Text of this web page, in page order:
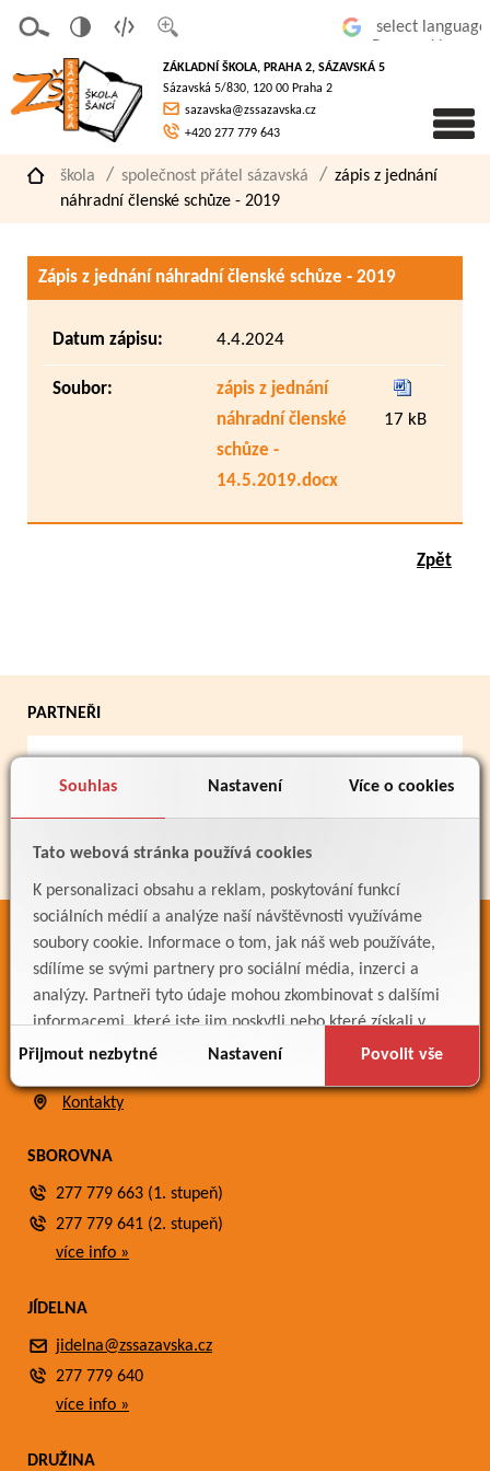
Souhlas Nastavení Více o cookies
Tato webová stránka používá cookies
K personalizaci obsahu a reklam, poskytování funkcí
sociálních médií a analýze naší návštěvnosti využíváme
soubory cookie. Informace o tom, jak náš web používáte,
sdílíme se svými partnery pro sociální média, inzerci a
analýzy. Partneři tyto údaje mohou zkombinovat s dalšími
informacemi, které jste jim poskytli nebo které získali v
důsledku toho, že používáte jejich služby.
Přijmout nezbytné Nastavení Povolit vše
písmo
á
verze
pro
slaboz
raké
ZÁKLADNÍ ŠKOLA, PRAHA 2, SÁZAVSKÁ 5
Sázavská 5/830, 120 00 Praha 2
sazavska@zssazavska.cz
+420 277 779 643
škola společnost přátel sázavská
zápis z jednání
náhradní členské schůze - 2019
Zápis z jednání náhradní členské schůze - 2019
Datum zápisu: 4.4.2024
Soubor:
zápis z jednání
náhradní členské
schůze -
14.5.2019.docx
17 kB
Zpět
PARTNEŘI
ODKAZY
Jídelníček
Kontakty
SBOROVNA
277 779 663 (1. stupeň)
277 779 641 (2. stupeň)
více info »
JÍDELNA
jidelna@zssazavska.cz
277 779 640
více info »
DRUŽINA